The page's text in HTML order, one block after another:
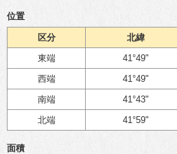
位置
区分 北緯
東端
41°49"
西端
41°49"
南端
41°43"
北端
41°59"
面積